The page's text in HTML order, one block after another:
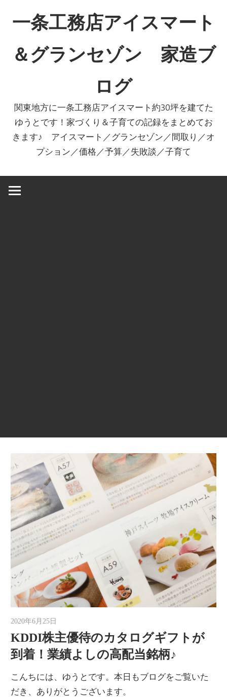
一条工務店アイスマート
＆グランセゾン 家造ブ
ログ
関東地方に一条工務店アイスマート約30坪を建てた
ゆうとです！家づくり＆子育ての記録をまとめてお
きます♪ アイスマート／グランセゾン／間取り／オ
プション／価格／予算／失敗談／子育て
2020年6月25日
KDDI株主優待のカタログギフトが
到着！業績よしの高配当銘柄♪
こんちには、ゆうとです。本日もブログをご覧いた
だき、ありがとうございます。